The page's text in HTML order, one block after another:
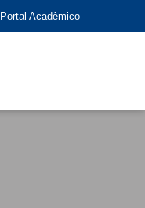
Portal Acadêmico